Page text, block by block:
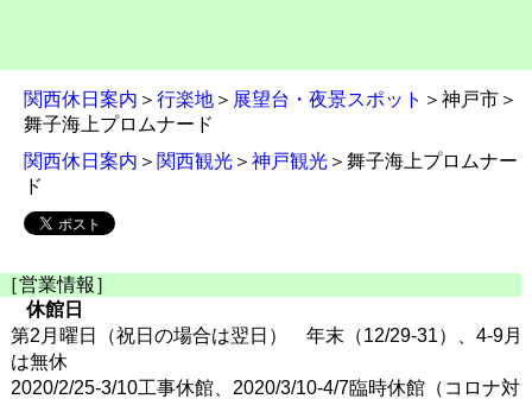
関西休日案内 ＞ 行楽地 ＞ 展望台・夜景スポット ＞神戸市＞
舞子海上プロムナード
関西休日案内 ＞ 関西観光 ＞ 神戸観光 ＞舞子海上プロムナー
ド
［営業情報］
休館日
第2月曜日（祝日の場合は翌日） 年末（12/29-31）、4-9月
は無休
2020/2/25-3/10工事休館、2020/3/10-4/7臨時休館（コロナ対